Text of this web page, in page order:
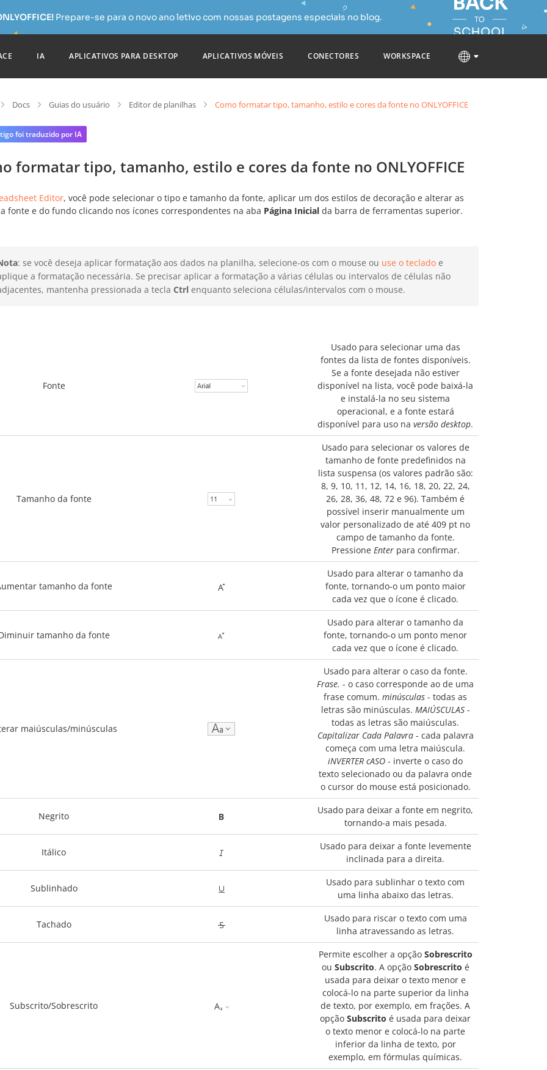
Prepare-se para o novo ano letivo com nossas postagens especiais no blog.
IA APLICATIVOS PARA DESKTOP APLICATIVOS MÓVEIS CONECTORES WORKSPACE
Docs Guias do usuário Editor de planilhas Como formatar tipo, tamanho, estilo e cores da fonte no ONLYOFFICE
foi traduzido por IA
formatar tipo, tamanho, estilo e cores da fonte no ONLYOFFICE
Editor, você pode selecionar o tipo e tamanho da fonte, aplicar um dos estilos de decoração e alterar as
fonte e do fundo clicando nos ícones correspondentes na aba Página Inicial da barra de ferramentas superior.
: se você deseja aplicar formatação aos dados na planilha, selecione-os com o mouse ou use o teclado e
a formatação necessária. Se precisar aplicar a formatação a várias células ou intervalos de células não
mantenha pressionada a tecla Ctrl enquanto seleciona células/intervalos com o mouse.
Fonte
Usado para selecionar uma das
fontes da lista de fontes disponíveis.
Se a fonte desejada não estiver
disponível na lista, você pode baixá-la
e instalá-la no seu sistema
operacional, e a fonte estará
disponível para uso na versão desktop.
Tamanho da fonte
Usado para selecionar os valores de
tamanho de fonte predefinidos na
lista suspensa (os valores padrão são:
8, 9, 10, 11, 12, 14, 16, 18, 20, 22, 24,
26, 28, 36, 48, 72 e 96). Também é
possível inserir manualmente um
valor personalizado de até 409 pt no
campo de tamanho da fonte.
Pressione Enterpara confirmar.
tamanho da fonte
Usado para alterar o tamanho da
fonte, tornando-o um ponto maior
cada vez que o ícone é clicado.
tamanho da fonte
Usado para alterar o tamanho da
fonte, tornando-o um ponto menor
cada vez que o ícone é clicado.
maiúsculas/minúsculas
Usado para alterar o caso da fonte.
Frase. - o caso corresponde ao de uma
frase comum. minúsculas - todas as
letras são minúsculas. MAIÚSCULAS-
todas as letras são maiúsculas.
Capitalizar Cada Palavra- cada palavra
começa com uma letra maiúscula.
iNVERTER cASO - inverte o caso do
texto selecionado ou da palavra onde
o cursor do mouse está posicionado.
Negrito
Usado para deixar a fonte em negrito,
tornando-a mais pesada.
Itálico
Usado para deixar a fonte levemente
inclinada para a direita.
Sublinhado
Usado para sublinhar o texto com
uma linha abaixo das letras.
Tachado
Usado para riscar o texto com uma
linha atravessando as letras.
Subscrito/Sobrescrito
Permite escolher a opção Sobrescrito
ou Subscrito. A opção Sobrescrito é
usada para deixar o texto menor e
colocá-lo na parte superior da linha
de texto, por exemplo, em frações. A
opção Subscrito é usada para deixar
o texto menor e colocá-lo na parte
inferior da linha de texto, por
exemplo, em fórmulas químicas.